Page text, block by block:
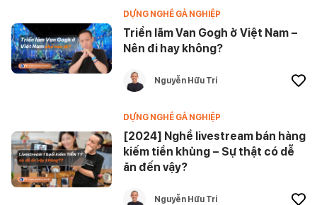
DỰNG NGHỀ GẢ NGHIỆP
Triển lãm Van Gogh ở Việt Nam –
Nên đi hay không?
Nguyễn Hữu Trí
DỰNG NGHỀ GẢ NGHIỆP
[2024] Nghề livestream bán hàng
kiếm tiền khủng – Sự thật có dễ
ăn đến vậy?
Nguyễn Hữu Trí